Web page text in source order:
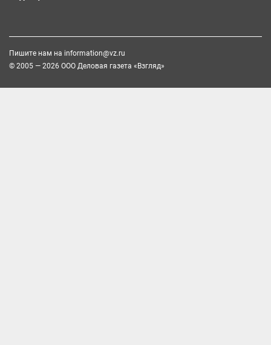
Пишите нам на information@vz.ru
© 2005 — 2026 ООО Деловая газета «Взгляд»